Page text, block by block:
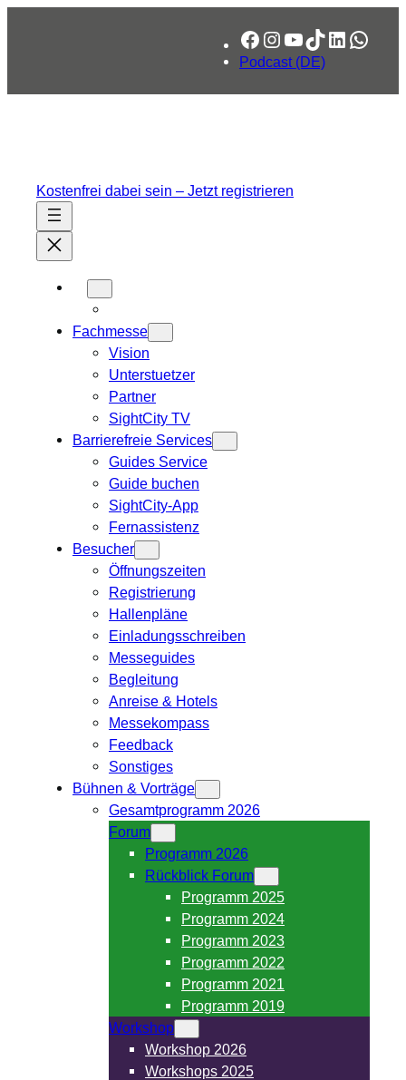
Facebook
Instagram
YouTube
TikTok
LinkedIn
Podcast (DE)
Kostenfrei dabei sein – Jetzt registrieren
Fachmesse
Vision
Unterstuetzer
Partner
SightCity TV
Barrierefreie Services
Guides Service
Guide buchen
SightCity-App
Fernassistenz
Besucher
Öffnungszeiten
Registrierung
Hallenpläne
Einladungsschreiben
Messeguides
Begleitung
Anreise & Hotels
Messekompass
Feedback
Sonstiges
Bühnen & Vorträge
Gesamtprogramm 2026
Forum
Programm 2026
Rückblick Forum
Programm 2025
Programm 2024
Programm 2023
Programm 2022
Programm 2021
Programm 2019
Workshop
Workshop 2026
Workshops 2025